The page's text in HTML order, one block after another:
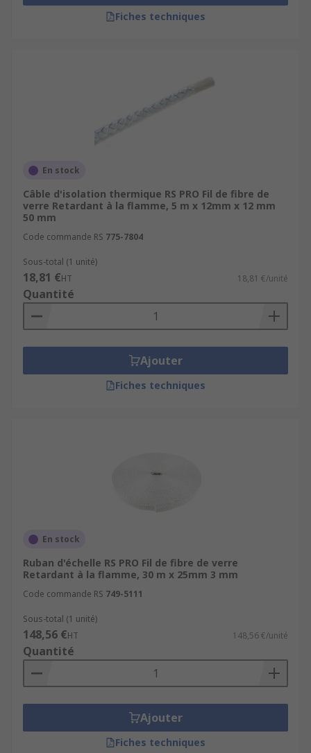
Fiches techniques
En stock
Câble d'isolation thermique RS PRO Fil de fibre de
verre Retardant à la flamme, 5 m x 12mm x 12 mm
50 mm
Code commande RS 775-7804
Sous-total (1 unité)
18,81 €HT 18,81 €/unité
Quantité
Ajouter
Fiches techniques
En stock
Ruban d'échelle RS PRO Fil de fibre de verre
Retardant à la flamme, 30 m x 25mm 3 mm
Code commande RS 749-5111
Sous-total (1 unité)
148,56 €HT 148,56 €/unité
Quantité
Ajouter
Fiches techniques